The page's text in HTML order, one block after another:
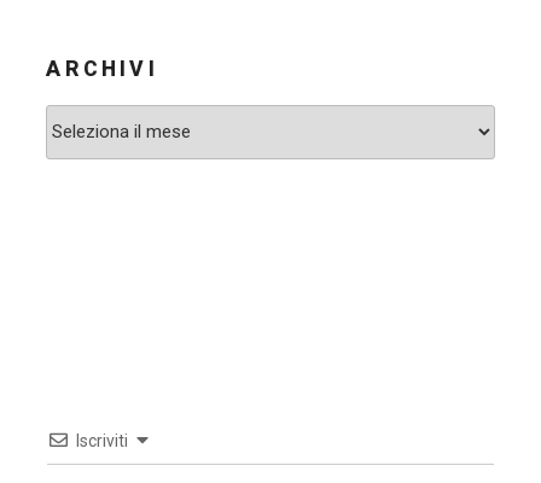
ARCHIVI
Archivi
Iscriviti